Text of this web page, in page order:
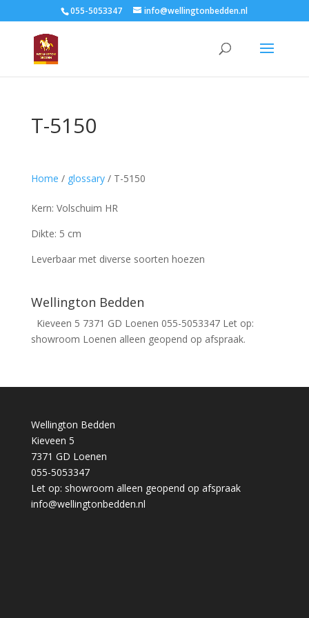
055-5053347 info@wellingtonbedden.nl
T-5150
Home / glossary/ T-5150
Kern: Volschuim HR
Dikte: 5 cm
Leverbaar met diverse soorten hoezen
Wellington Bedden
Kieveen 5 7371 GD Loenen 055-5053347 Let op:
showroom Loenen alleen geopend op afspraak.
Wellington Bedden
Kieveen 5
7371 GD Loenen
055-5053347
Let op: showroom alleen geopend op afspraak
info@wellingtonbedden.nl